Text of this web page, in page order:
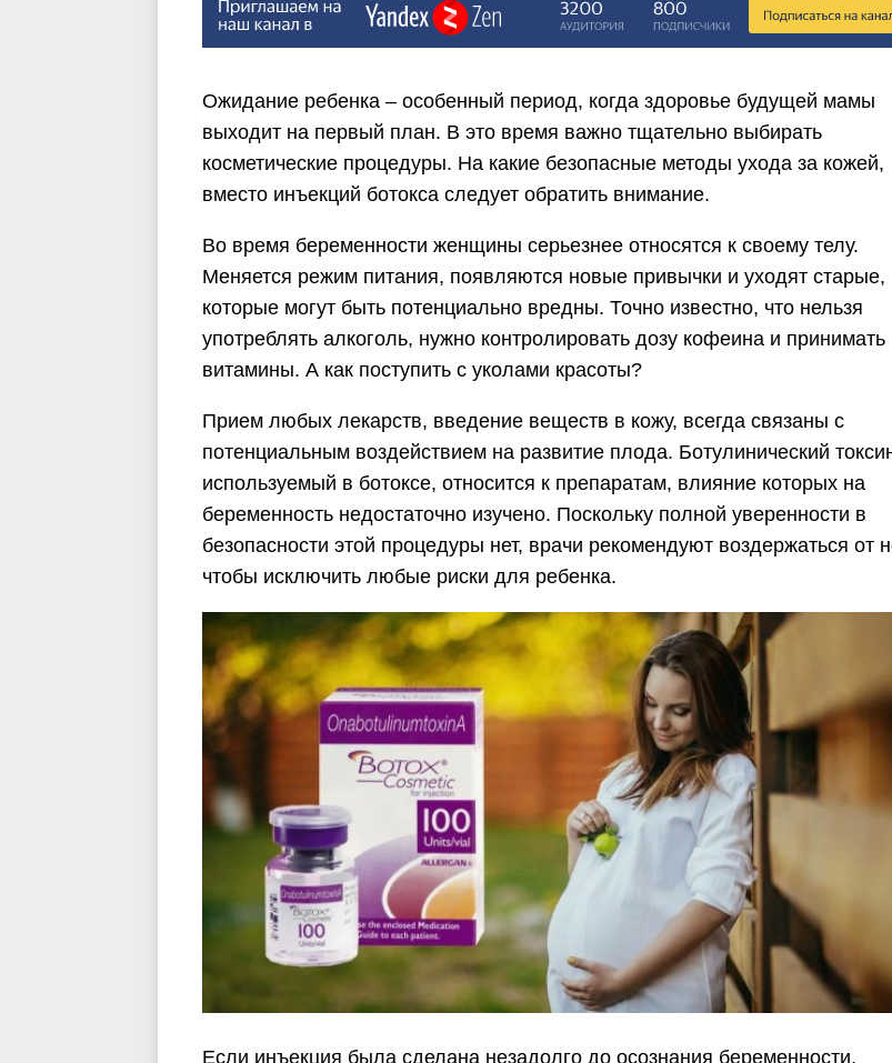
Ожидание ребенка – особенный период, когда здоровье будущей мамы
выходит на первый план. В это время важно тщательно выбирать
косметические процедуры. На какие безопасные методы ухода за кожей,
вместо инъекций ботокса следует обратить внимание.
Во время беременности женщины серьезнее относятся к своему телу.
Меняется режим питания, появляются новые привычки и уходят старые,
которые могут быть потенциально вредны. Точно известно, что нельзя
употреблять алкоголь, нужно контролировать дозу кофеина и принимать
витамины. А как поступить с уколами красоты?
Прием любых лекарств, введение веществ в кожу, всегда связаны с
потенциальным воздействием на развитие плода. Ботулинический
используемый в ботоксе, относится к препаратам, влияние которых на
беременность недостаточно изучено. Поскольку полной уверенности в
безопасности этой процедуры нет, врачи рекомендуют воздержаться от
чтобы исключить любые риски для ребенка.
Если инъекция была сделана незадолго до осознания беременности,